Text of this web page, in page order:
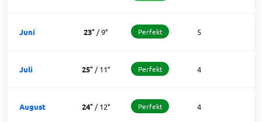
Juni 23° /9° Perfekt 5
Juli 25°/11° Perfekt 4
August 24°/12° Perfekt 4